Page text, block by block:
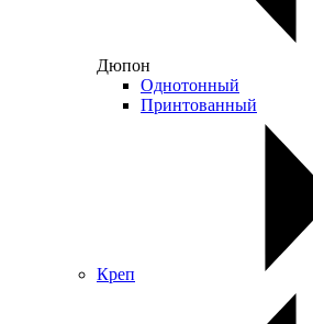
Дюпон
Однотонный
Принтованный
Креп